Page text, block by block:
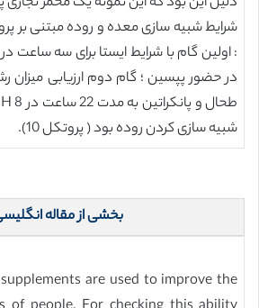
شرایط شبیه سازی معده و روده مبتنی بر
در حضور پپسین ؛ گام دوم ارزیابی
شبیه سازی کردن روده بود ( پروتکل 10).
بخشی از مقاله
are used to improve the